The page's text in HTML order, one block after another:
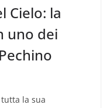
Cielo: la
uno dei
la sua